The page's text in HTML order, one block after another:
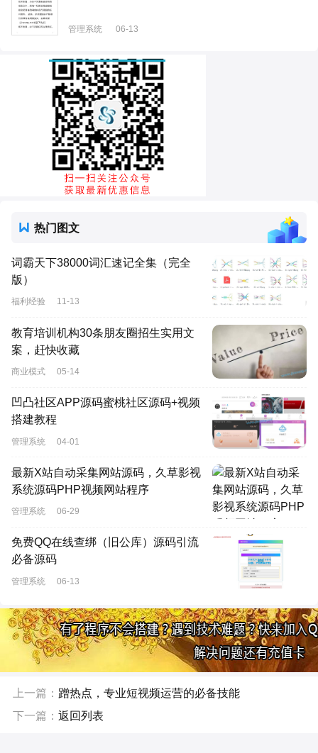
管理系统 06-13
热门图文
词霸天下38000词汇速记全集（完全
版）
福利经验 11-13
教育培训机构30条朋友圈招生实用文
案，赶快收藏
商业模式 05-14
凹凸社区APP源码蜜桃社区源码+视频
搭建教程
管理系统 04-01
最新X站自动采集网站源码，久草影视
系统源码PHP视频网站程序
管理系统 06-29
免费QQ在线查绑（旧公库）源码引流
必备源码
管理系统 06-13
上一篇： 蹭热点，专业短视频运营的必备技能
下一篇： 返回列表